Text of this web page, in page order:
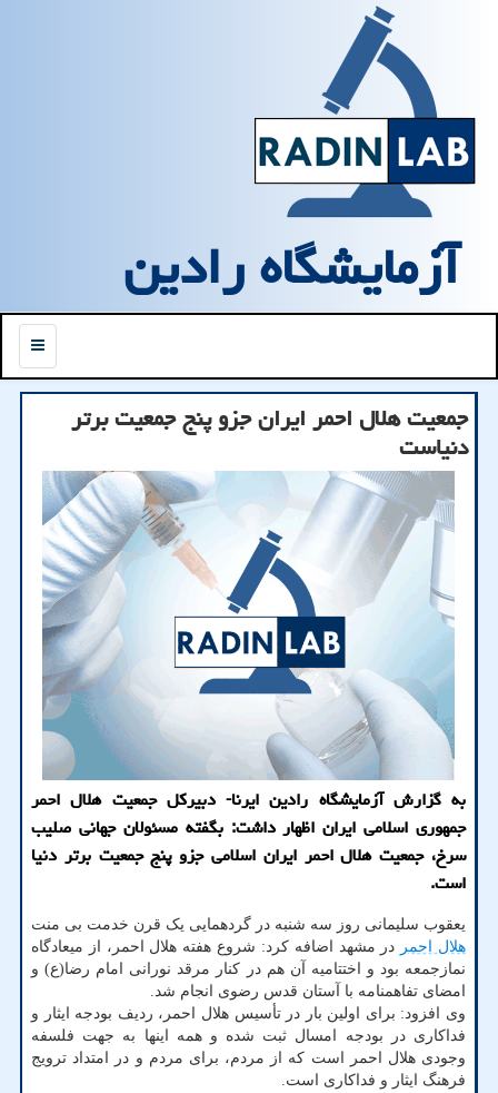
آزمایشگاه رادین
منو
جمعیت هلال احمر ایران جزو پنج جمعیت برتر
دنیاست
به گزارش آزمایشگاه رادین ایرنا- دبیرکل جمعیت هلال احمر
جمهوری اسلامی ایران اظهار داشت: بگفته مسئولان جهانی صلیب
سرخ، جمعیت هلال احمر ایران اسلامی جزو پنج جمعیت برتر دنیا
است.
یعقوب سلیمانی روز سه شنبه در گردهمایی یک قرن خدمت بی منت
هلال احمر در مشهد اضافه کرد: شروع هفته هلال احمر، از میعادگاه
نمازجمعه بود و اختتامیه آن هم در کنار مرقد نورانی امام رضا(ع) و
امضای تفاهمنامه با آستان قدس رضوی انجام شد.
وی افزود: برای اولین بار در تأسیس هلال احمر، ردیف بودجه ایثار و
فداکاری در بودجه امسال ثبت شده و همه اینها به جهت فلسفه
وجودی هلال احمر است که از مردم، برای مردم و در امتداد ترویج
فرهنگ ایثار و فداکاری است.